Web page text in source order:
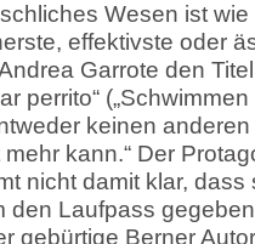
Wesen ist
effektivste oder
Garrote den
perrito“
keinen
kann.“ Der
nicht damit klar,
den Laufpass
gebürtige Berner